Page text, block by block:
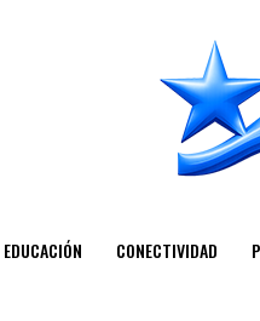
EDUCACIÓN CONECTIVIDAD